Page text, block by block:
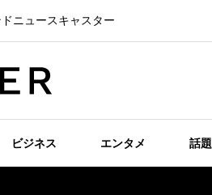
ニュースキャスター
ビジネス エンタメ 話題